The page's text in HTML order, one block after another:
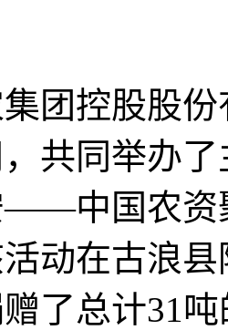
团控股股
共同举办
中国农资
动在古浪
了总计31